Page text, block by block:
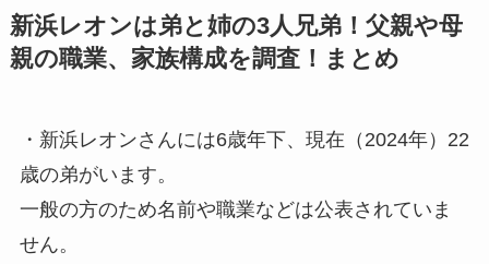
新浜レオンは弟と姉の3人兄弟！父親や母
親の職業、家族構成を調査！まとめ
・新浜レオンさんには6歳年下、現在（2024年）22
歳の弟がいます。
一般の方のため名前や職業などは公表されていま
せん。